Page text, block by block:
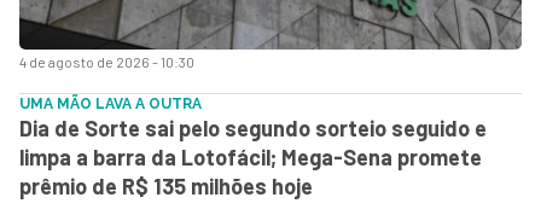
4 de agosto de 2026 - 10:30
UMA MÃO LAVA A OUTRA
Dia de Sorte sai pelo segundo sorteio seguido e
limpa a barra da Lotofácil; Mega-Sena promete
prêmio de R$ 135 milhões hoje